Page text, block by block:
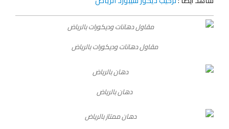
مقاول دهانات وديكورات بالرياض
دهان بالرياض